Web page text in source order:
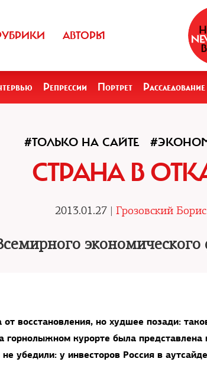
АВТОРЫ
Репрессии Портрет Расследование
#ТОЛЬКО НА САЙТЕ
СТРАНА В
2013.01.27 | Грозовский Борис
экономического
восстановления, но худшее позади:
горнолыжном курорте была
убедили: у инвесторов Россия в